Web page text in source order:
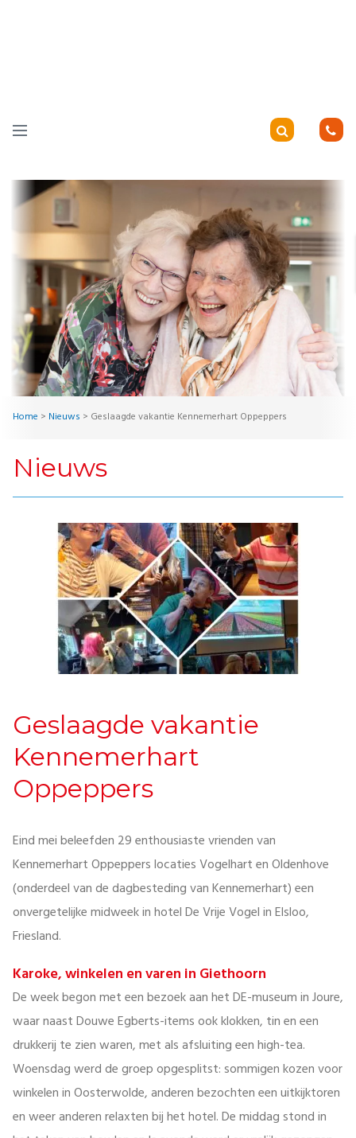
Home > Nieuws > Geslaagde vakantie Kennemerhart Oppeppers
Nieuws
Geslaagde vakantie
Kennemerhart
Oppeppers
Eind mei beleefden 29 enthousiaste vrienden van
Kennemerhart Oppeppers locaties Vogelhart en Oldenhove
(onderdeel van de dagbesteding van Kennemerhart) een
onvergetelijke midweek in hotel De Vrije Vogel in Elsloo,
Friesland.
Karoke, winkelen en varen in Giethoorn
De week begon met een bezoek aan het DE-museum in Joure,
waar naast Douwe Egberts-items ook klokken, tin en een
drukkerij te zien waren, met als afsluiting een high-tea.
Woensdag werd de groep opgesplitst: sommigen kozen voor
winkelen in Oosterwolde, anderen bezochten een uitkijktoren
en weer anderen relaxten bij het hotel. De middag stond in